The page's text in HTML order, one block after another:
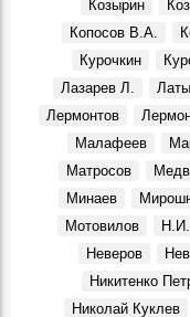
События, 10 Августа 1969
Геннадий
Воспоминания, 11
События, 3 Августа 1970
Александр
особого
механического
По сниженным ценам
Ульяновский
Козырин
Копосов В.А.
Курочкин
Лазарев Л.
Лермонтов
Малафеев
Матросов
Минаев
Мотовилов
Неверов
Никитенко
Николай Куклев